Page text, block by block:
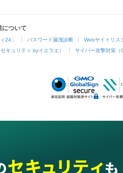
について
24」 パスワード漏洩診断 Webサイトリス
キュリティ byイエラエ） サイバー攻撃対策（